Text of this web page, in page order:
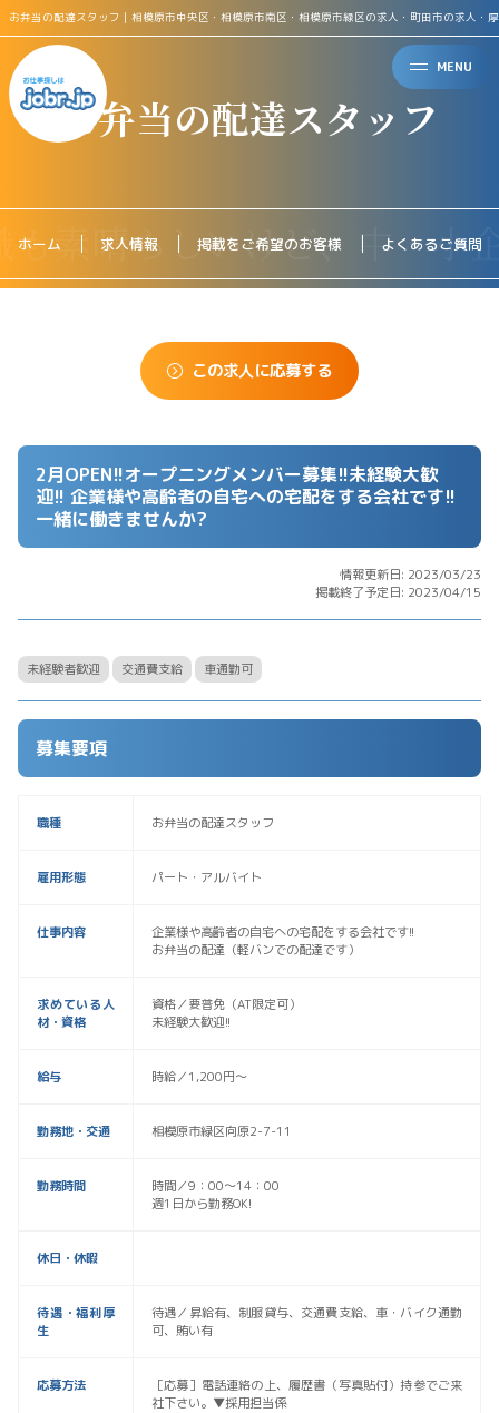
MENU
お弁当の配達スタッフ｜相模原市中央区・相模原市南区・相模原市緑区の求人・町田市の求人・
お弁当の配達スタッフ
ホーム 求人情報 掲載をご希望のお客様 よくあるご質問
この求人に応募する
2月OPEN!!オープニングメンバー募集!!未経験大歓
迎!! 企業様や高齢者の自宅への宅配をする会社です!!
一緒に働きませんか?
情報更新日: 2023/03/23
掲載終了予定日: 2023/04/15
未経験者歓迎 交通費支給 車通勤可
募集要項
職種 お弁当の配達スタッフ
雇用形態 パート・アルバイト
仕事内容
企業様や高齢者の自宅への宅配をする会社です!!
お弁当の配達（軽バンでの配達です）
求めている人
材・資格
資格／要普免（AT限定可）
未経験大歓迎!!
給与 時給／1,200円〜
勤務地・交通 相模原市緑区向原2-7-11
勤務時間
時間／9：00〜14：00
週1日から勤務OK!
休日・休暇
待遇・福利厚
生
待遇／昇給有、制服貸与、交通費支給、車・バイク通勤
可、賄い有
応募方法
［応募］電話連絡の上、履歴書（写真貼付）持参でご来
社下さい。▼採用担当係